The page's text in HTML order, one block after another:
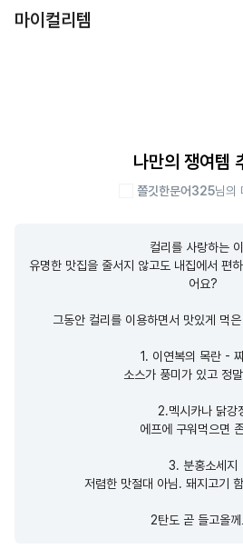
마이컬리템
나만의 쟁여템
쫄깃한문어325님의
컬리를 사랑하는
유명한 맛집을 줄서지 않고도 내집에서 편
어요?
그동안 컬리를 이용하면서 맛있게 먹
1. 이연복의 목란 -
소스가 풍미가 있고 정
2.멕시카나 닭강
에프에 구워먹으면
3. 분홍소세지
저렴한 맛절대 아님. 돼지고기
2탄도 곧 들고올